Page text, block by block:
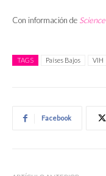
Con información de Science
TAGS Países Bajos VIH
Facebook